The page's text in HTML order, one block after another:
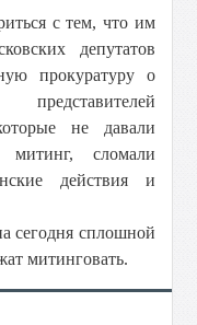
с тем, что им
депутатов
прокуратуру о
не давали
митинг, сломали
действия и
сегодня сплошной
митинговать.